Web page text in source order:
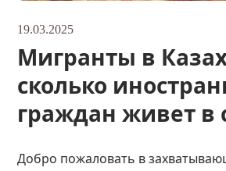
19.03.2025
Мигранты в
сколько
граждан живет в
Добро пожаловать в